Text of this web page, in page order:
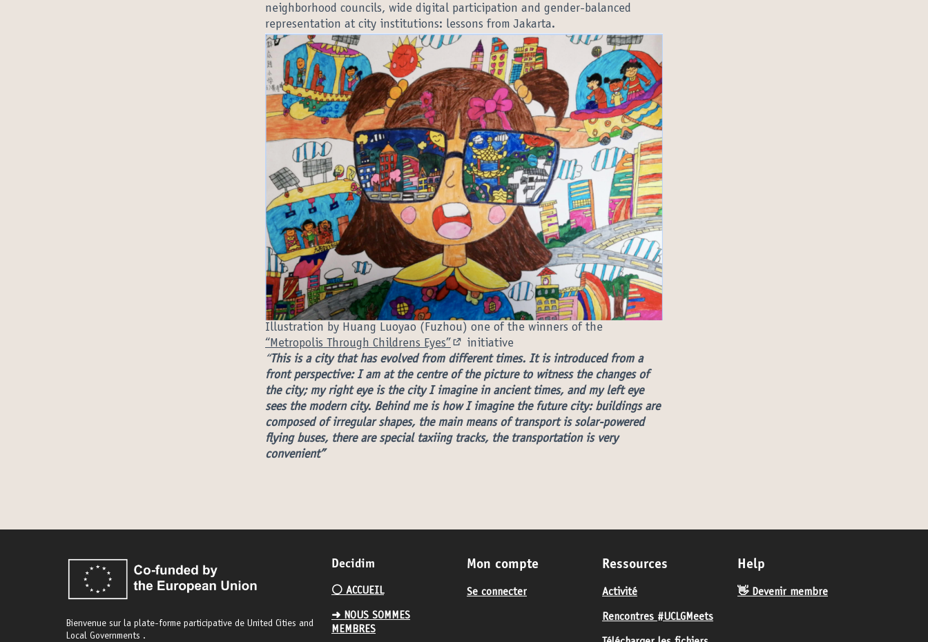
neighborhood councils, wide digital participation and gender-balanced
representation at city institutions: lessons from Jakarta.
Illustration by Huang Luoyao (Fuzhou) one of the winners of the
“Metropolis Through Childrens Eyes”
(Lien externe)
initiative
“This is a city that has evolved from different times. It is introduced from a
front perspective: I am at the centre of the picture to witness the changes of
the city; my right eye is the city I imagine in ancient times, and my left eye
sees the modern city. Behind me is how I imagine the future city: buildings are
composed of irregular shapes, the main means of transport is solar-powered
flying buses, there are special taxiing tracks, the transportation is very
convenient”
Bienvenue sur la plate-forme participative de United Cities and
Local Governments .
Decidim
⚪️ ACCUEIL
➜ NOUS SOMMES
MEMBRES
Mon compte
Se connecter
Ressources
Activité
Rencontres #UCLGMeets
Help
👋 Devenir membre